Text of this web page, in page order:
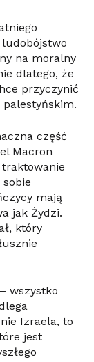
na moralny
dlatego, że
przyczynić
palestyńskim.
część
Macron
mają
jak Żydzi.
który
wszystko
Izraela, to
jest